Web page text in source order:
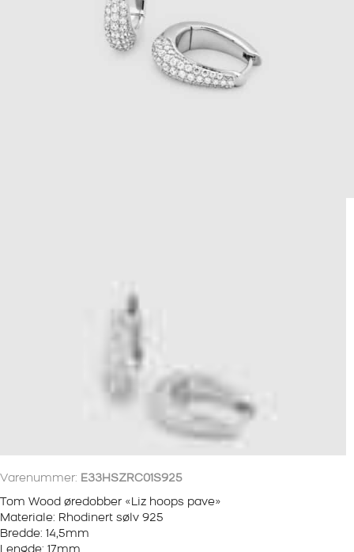
Varenummer: E33HSZRC01S925
Tom Wood øredobber «Liz hoops pave»
Materiale: Rhodinert sølv 925
Bredde: 14,5mm